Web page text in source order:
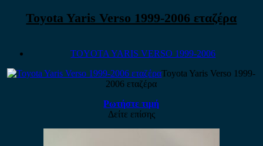
Toyota Yaris Verso 1999-2006 εταζέρα
TOYOTA YARIS VERSO 1999-2006
Toyota Yaris Verso 1999-
2006 εταζέρα
Ρωτήστε τιμή
Δείτε επίσης